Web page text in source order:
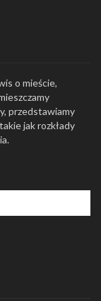
o mieście,
przedstawiamy
jak rozkłady